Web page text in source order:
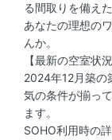
る間取りを備え
あなたの理想の
んか。
【最新の空室状
2024年12月築の
気の条件が揃っ
ます。
SOHO利用時の